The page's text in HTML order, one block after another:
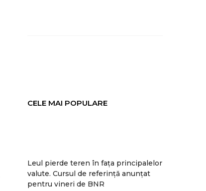
CELE MAI POPULARE
Leul pierde teren în fața principalelor
valute. Cursul de referință anunțat
pentru vineri de BNR